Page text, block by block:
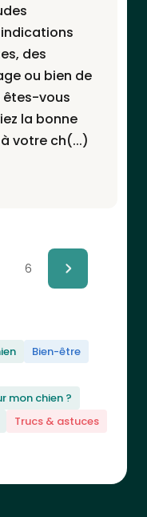
des
ou bien de
êtes-vous
la bonne
votre ch(...)
6
Bien-être
mon chien ?
Trucs & astuces